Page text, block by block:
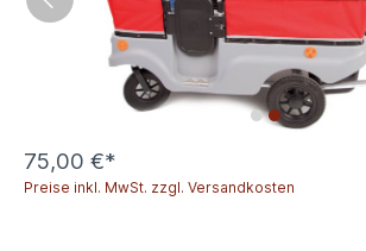
75,00 €*
Preise inkl. MwSt. zzgl. Versandkosten